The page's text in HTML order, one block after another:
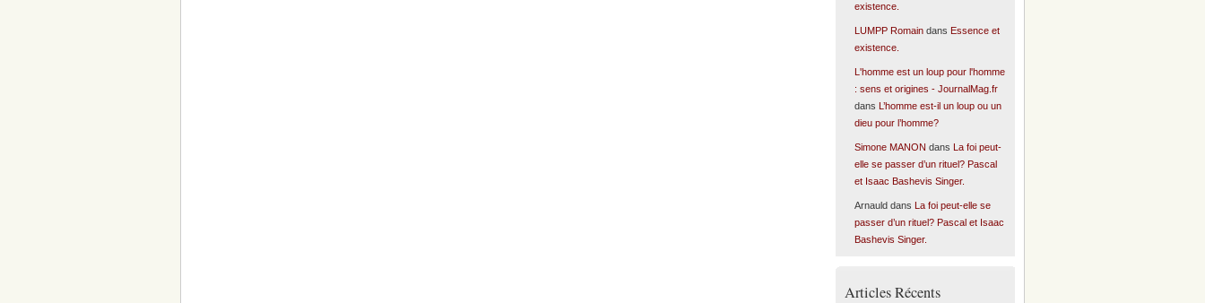
existence.
LUMPP Romaindans Essence et
existence.
L'homme est un loup pour l'homme
: sens et origines - JournalMag.fr
dans
L’homme est-il un loup ou un
dieu pour l’homme?
Simone MANON dans
La foi peut-
elle se passer d’un rituel? Pascal
et Isaac Bashevis Singer.
Arnauld dans
La foi peut-elle se
passer d’un rituel? Pascal et Isaac
Bashevis Singer.
Articles Récents